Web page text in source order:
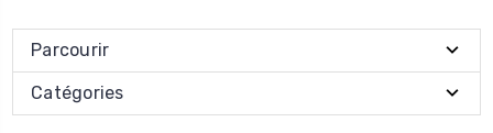
Parcourir
Catégories